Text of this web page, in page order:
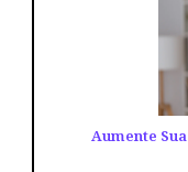
Aumente